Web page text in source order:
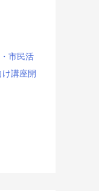
市民活
講座開